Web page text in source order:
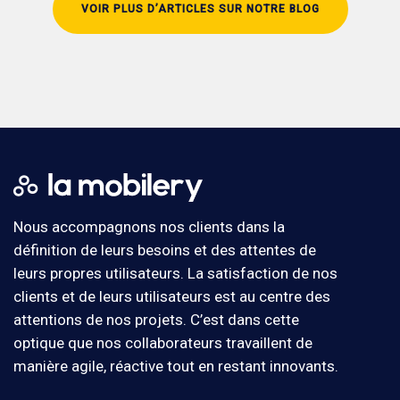
VOIR PLUS D’ARTICLES SUR NOTRE BLOG
Nous accompagnons nos clients dans la
définition de leurs besoins et des attentes de
leurs propres utilisateurs. La satisfaction de nos
clients et de leurs utilisateurs est au centre des
attentions de nos projets. C’est dans cette
optique que nos collaborateurs travaillent de
manière agile, réactive tout en restant innovants.